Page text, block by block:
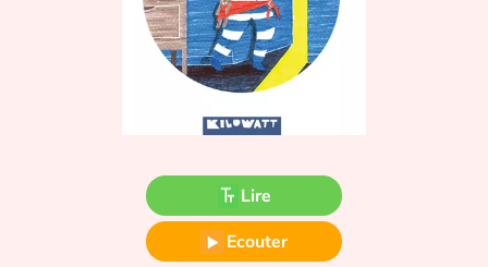
Fable, mythe, littérature et poésie
Princesses et princes, rois, reines et dragons
Héroïnes et héros
Écologie, nature, saisons
Lire
Ecouter